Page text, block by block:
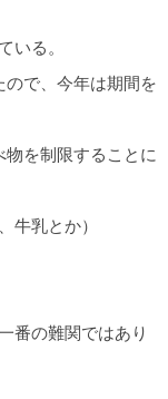
いる。
で、今年は期間を
を制限することに
牛乳とか）
番の難関ではあり